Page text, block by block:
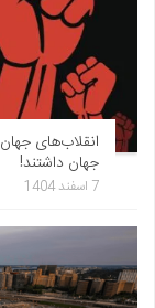
انقلاب‌های
جهان داشتند!
7 اسفند 1404